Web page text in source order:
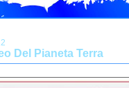
Del Pianeta Terra